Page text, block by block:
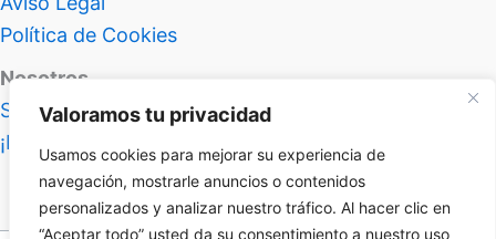
Valoramos tu privacidad
Usamos cookies para mejorar su experiencia de
navegación, mostrarle anuncios o contenidos
personalizados y analizar nuestro tráfico. Al hacer clic en
“Aceptar todo” usted da su consentimiento a nuestro uso
Política de Cookies
Nosotros
Sobre Atlas Insolitus
¡Hablemos!